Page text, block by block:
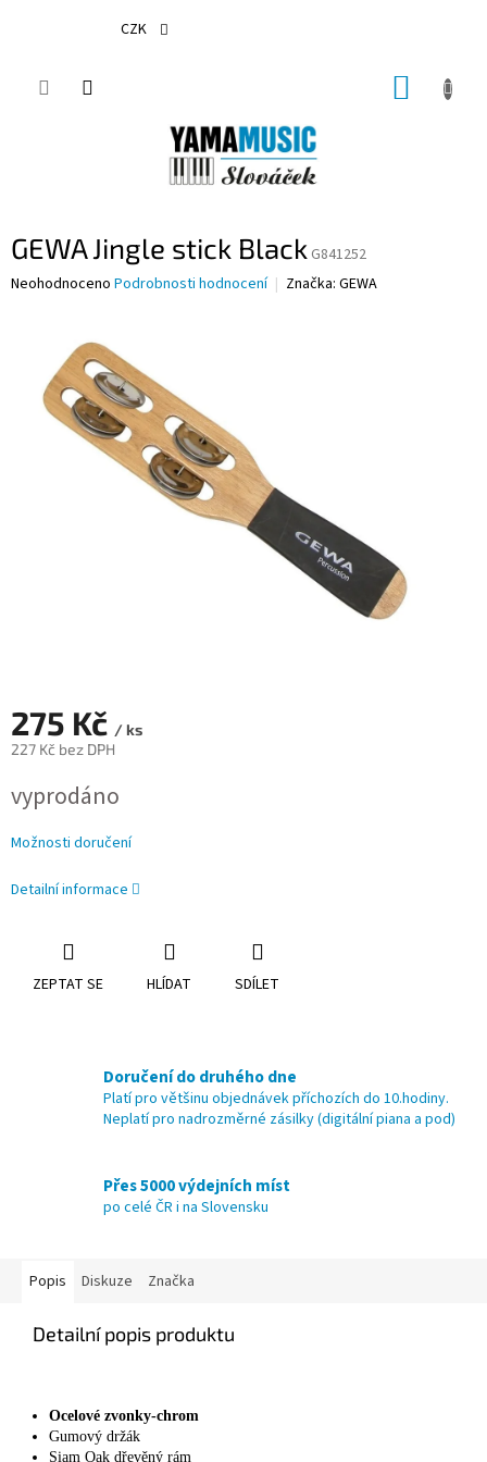
CZK
GEWA Jingle stick Black G841252
Průměrné
hvězdiček.
Neohodnoceno Podrobnosti hodnocení Značka: GEWA
275 Kč / ks
227 Kč bez DPH
cena:
vyprodáno
Možnosti doručení
Detailní informace
ZEPTAT SE HLÍDAT SDÍLET
Doručení do druhého dne
Platí pro většinu objednávek příchozích do 10.hodiny.
Neplatí pro nadrozměrné zásilky (digitální piana a pod)
Přes 5000 výdejních míst
po celé ČR i na Slovensku
Popis Diskuze Značka
Detailní popis produktu
Ocelové zvonky-chrom
Gumový držák
Siam Oak dřevěný rám